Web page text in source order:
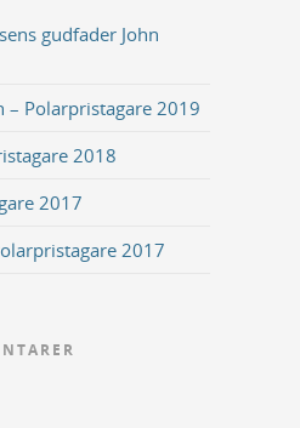
gudfader John
– Polarpristagare 2019
2018
2017
2017